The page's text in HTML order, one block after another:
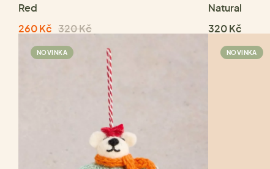
Red
260 Kč 320 Kč
Natural
320 Kč
NOVINKA NOVINKA